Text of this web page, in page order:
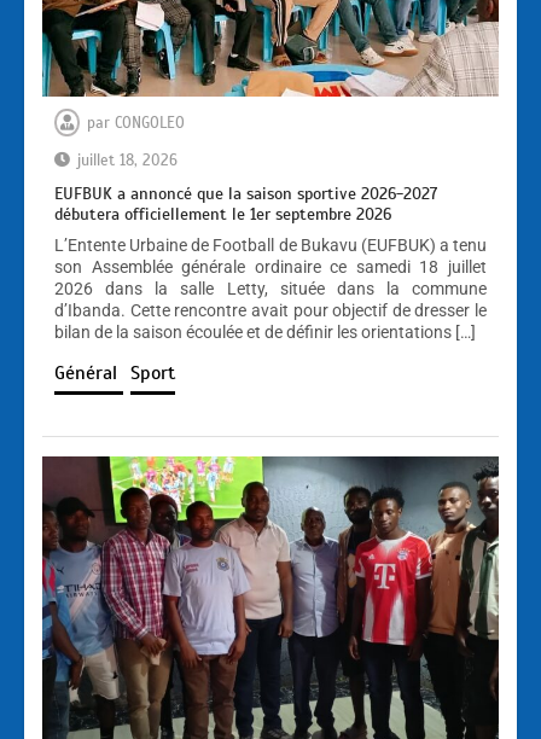
par CONGOLEO
juillet 18, 2026
EUFBUK a annoncé que la saison sportive 2026-2027
débutera officiellement le 1er septembre 2026
L’Entente Urbaine de Football de Bukavu (EUFBUK) a tenu
son Assemblée générale ordinaire ce samedi 18 juillet
2026 dans la salle Letty, située dans la commune
d’Ibanda. Cette rencontre avait pour objectif de dresser le
bilan de la saison écoulée et de définir les orientations […]
Général Sport